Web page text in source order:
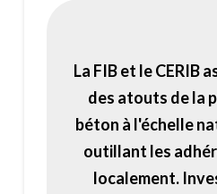
La FIB et le CERIB
des atouts de la
béton à l'échelle
outillant les
localement.